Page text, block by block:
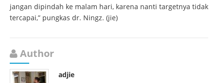
jangan dipindah ke malam hari, karena nanti targetnya tidak
tercapai,” pungkas dr. Ningz. (jie)
Author
adjie